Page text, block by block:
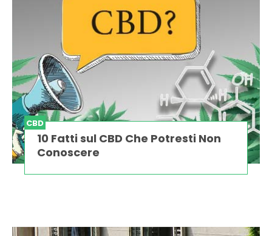
CBD
10 Fatti sul CBD Che Potresti Non
Conoscere